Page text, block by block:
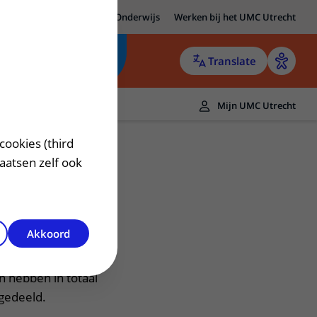
Onderwijs Werken bij het UMC Utrecht
Translate
Mijn UMC Utrecht
hebben in totaal
(third
zelf ook
Akkoord